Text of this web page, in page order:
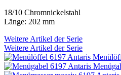
18/10 Chromnickelstahl
Länge: 202 mm
Weitere Artikel der Serie
Weitere Artikel der Serie